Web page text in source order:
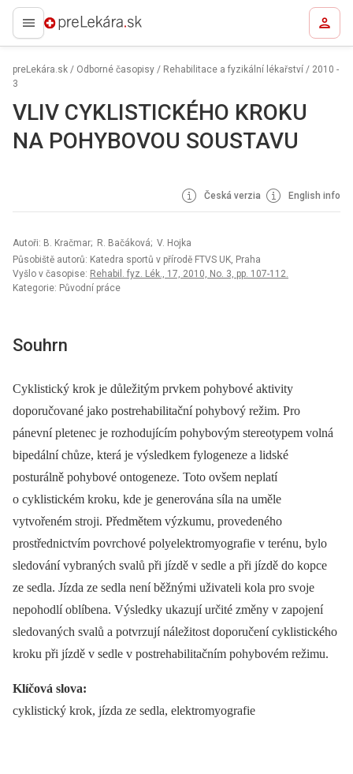
preLekára.sk
preLekára.sk / Odborné časopisy / Rehabilitace a fyzikální lékařství / 2010 -
3
VLIV CYKLISTICKÉHO KROKU
NA POHYBOVOU SOUSTAVU
Česká verzia English info
Autoři: B. Kračmar; R. Bačáková; V. Hojka
Působiště autorů: Katedra sportů v přírodě FTVS UK, Praha
Vyšlo v časopise: Rehabil. fyz. Lék., 17, 2010, No. 3, pp. 107-112.
Kategorie: Původní práce
Souhrn
Cyklistický krok je důležitým prvkem pohybové aktivity
doporučované jako postrehabilitační pohybový režim. Pro
pánevní pletenec je rozhodujícím pohybovým stereotypem volná
bipedální chůze, která je výsledkem fylogeneze a lidské
posturálně pohybové ontogeneze. Toto ovšem neplatí
o cyklistickém kroku, kde je generována síla na uměle
vytvořeném stroji. Předmětem výzkumu, provedeného
prostřednictvím povrchové polyelektromyografie v terénu, bylo
sledování vybraných svalů při jízdě v sedle a při jízdě do kopce
ze sedla. Jízda ze sedla není běžnými uživateli kola pro svoje
nepohodlí oblíbena. Výsledky ukazují určité změny v zapojení
sledovaných svalů a potvrzují náležitost doporučení cyklistického
kroku při jízdě v sedle v postrehabilitačním pohybovém režimu.
Klíčová slova:
cyklistický krok, jízda ze sedla, elektromyografie